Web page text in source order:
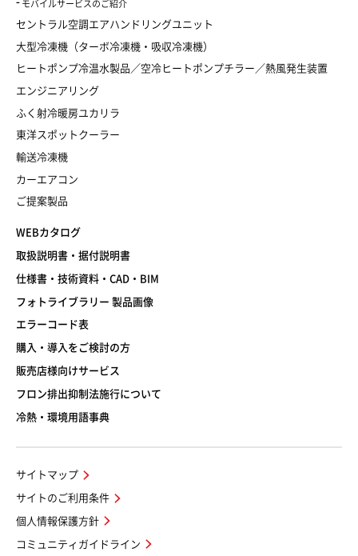
モバイルサービスのご紹介
セントラル空調エアハンドリングユニット
大型冷凍機（ターボ冷凍機・吸収冷凍機）
ヒートポンプ冷温水製品／空冷ヒートポンプチラー／熱風発生装置
エンジニアリング
ふく射冷暖房ユカリラ
東洋スポットクーラー
輸送冷凍機
カーエアコン
ご提案製品
WEBカタログ
取扱説明書・据付説明書
仕様書・技術資料・CAD・BIM
フォトライブラリー 製品画像
エラーコード表
購入・導入をご検討の方
販売店様向けサービス
フロン排出抑制法施行について
冷熱・環境用語事典
サイトマップ
サイトのご利用条件
個人情報保護方針
コミュニティガイドライン